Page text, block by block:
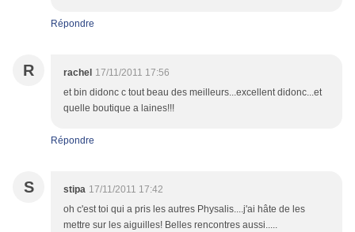
Répondre
R rachel 17/11/2011 17:56
et bin didonc c tout beau des meilleurs...excellent didonc...et
quelle boutique a laines!!!
Répondre
S stipa 17/11/2011 17:42
oh c'est toi qui a pris les autres Physalis....j'ai hâte de les
mettre sur les aiguilles! Belles rencontres aussi.....